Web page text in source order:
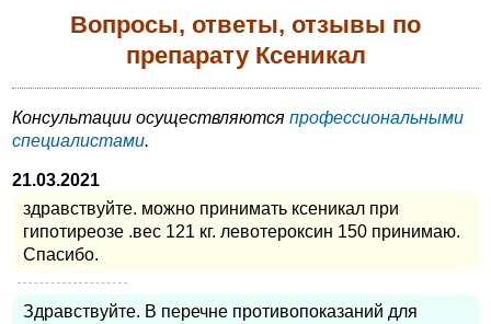
Вопросы, ответы, отзывы по
препарату Ксеникал
Консультации осуществляются профессиональными
специалистами.
21.03.2021
здравствуйте. можно принимать ксеникал при
гипотиреозе .вес 121 кг. левотероксин 150 принимаю.
Спасибо.
Здравствуйте. В перечне противопоказаний для